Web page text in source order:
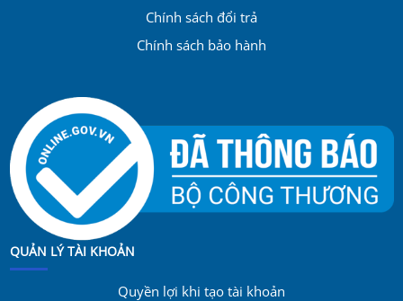
Chính sách đổi trả
Chính sách bảo hành
QUẢN LÝ TÀI KHOẢN
Quyền lợi khi tạo tài khoản